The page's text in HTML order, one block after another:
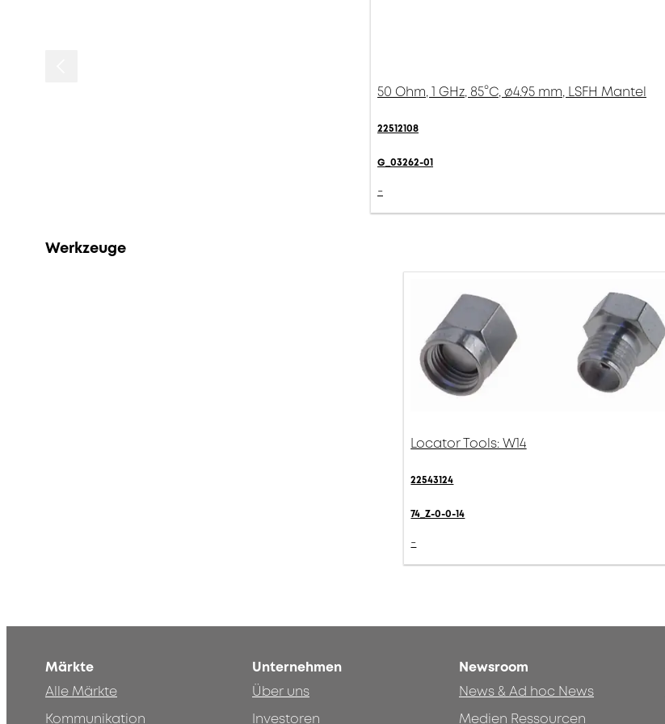
50 Ohm, 1 GHz, 85°C, ø4.95 mm, LSFH Mantel
22512108
G_03262-01
-
Werkzeuge
Locator Tools: W14
22543124
74_Z-0-0-14
-
Märkte
Alle Märkte
Kommunikation
Unternehmen
Über uns
Investoren
Newsroom
News & Ad hoc News
Medien Ressourcen